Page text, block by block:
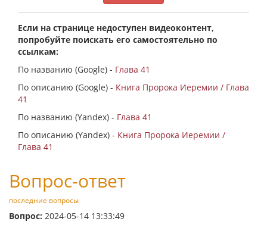
Если на странице недоступен видеоконтент,
попробуйте поискать его самостоятельно по
ссылкам:
По названию (Google) - Глава 41
По описанию (Google) - Книга Пророка Иеремии / Глава
41
По названию (Yandex) - Глава 41
По описанию (Yandex) - Книга Пророка Иеремии /
Глава 41
Вопрос-ответ
последние вопросы
Вопрос: 2024-05-14 13:33:49